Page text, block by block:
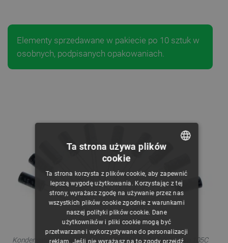
Elementy sprzedawane w pakiecie po 10 sztuk w
osobnych, podpisanych opakowaniach.
Kondensator elektrolityczny Low ESR 10 uF / 50 V 5x11 mm 105C
CZECH
ENGLISH
GERMAN
Ta strona używa plików
cookie
Ta strona korzysta z plików cookie, aby zapewnić
lepszą wygodę użytkowania. Korzystając z tej
strony, wyrażasz zgodę na używanie przez nas
wszystkich plików cookie zgodnie z warunkami
naszej polityki plików cookie. Dane
użytkowników i pliki cookie mogą być
przetwarzane i wykorzystywane do personalizacji
reklam. Jeśli nie wyrażasz na to zgody przejdź